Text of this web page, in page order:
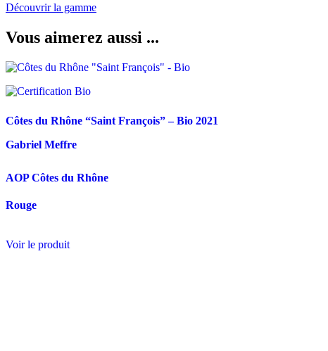
Découvrir la gamme
Vous aimerez aussi ...
Côtes du Rhône “Saint François” – Bio 2021
Gabriel Meffre
AOP Côtes du Rhône
Rouge
Voir le produit